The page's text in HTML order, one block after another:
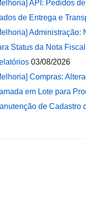
API: Pedidos
de Entrega e
Administração:
Status da Nota
03/08/2026
Compras:
em Lote para
de Cadastro